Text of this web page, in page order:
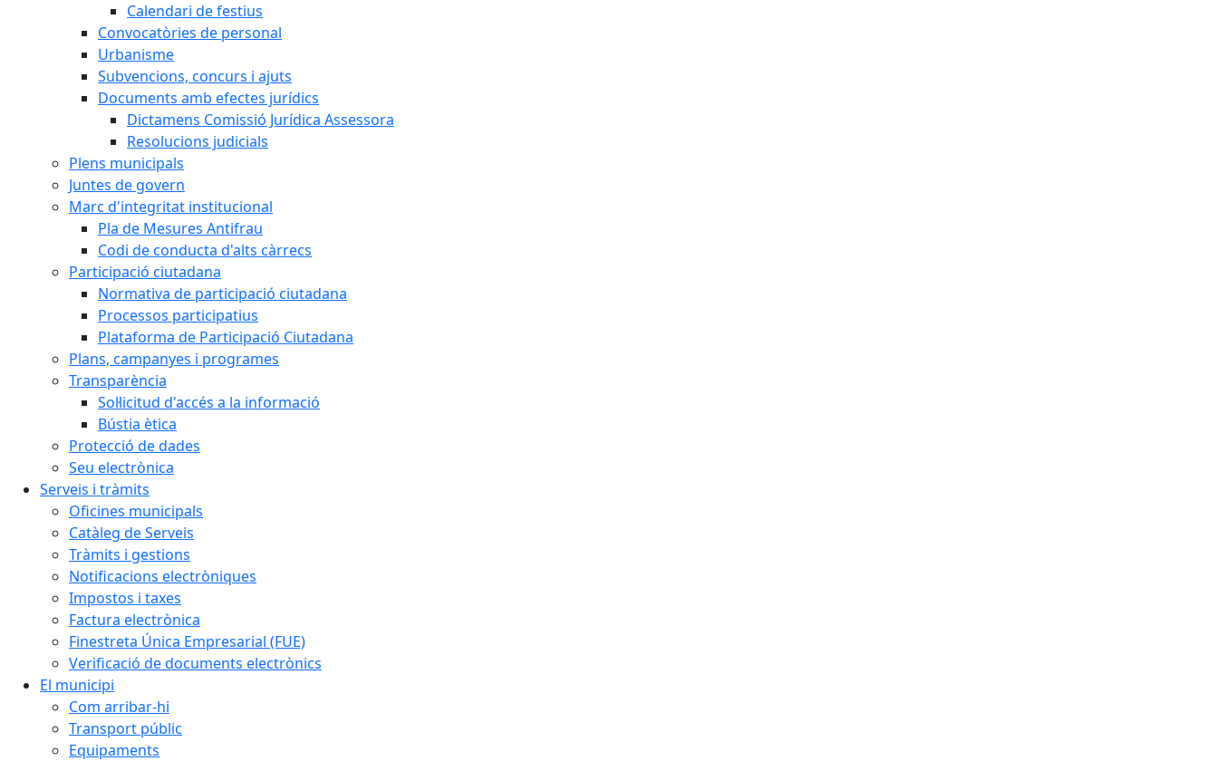
Calendari de festius
Convocatòries de personal
Urbanisme
Subvencions, concurs i ajuts
Documents amb efectes jurídics
Dictamens Comissió Jurídica Assessora
Resolucions judicials
Plens municipals
Juntes de govern
Marc d'integritat institucional
Pla de Mesures Antifrau
Codi de conducta d'alts càrrecs
Participació ciutadana
Normativa de participació ciutadana
Processos participatius
Plataforma de Participació Ciutadana
Plans, campanyes i programes
Transparència
Sol·licitud d'accés a la informació
Bústia ètica
Protecció de dades
Seu electrònica
Serveis i tràmits
Oficines municipals
Catàleg de Serveis
Tràmits i gestions
Notificacions electròniques
Impostos i taxes
Factura electrònica
Finestreta Única Empresarial (FUE)
Verificació de documents electrònics
El municipi
Com arribar-hi
Transport públic
Equipaments